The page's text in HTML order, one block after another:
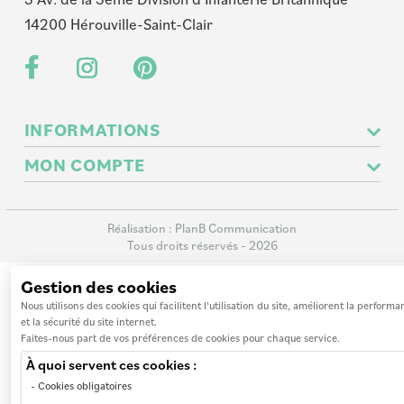
14200 Hérouville-Saint-Clair
INFORMATIONS
Nos revendeurs
Mentions légales
Livraison et retour
Nos CGV
Programme de parrainage et fidelité
Affiliation : Devenir affilié
MON COMPTE
Réalisation : PlanB Communication
Tous droits réservés - 2026
Gestion des cookies
Nous utilisons des cookies qui facilitent l'utilisation du site, améliorent la
et la sécurité du site internet.
Faites-nous part de vos préférences de cookies pour chaque service.
À quoi servent ces cookies :
Cookies obligatoires